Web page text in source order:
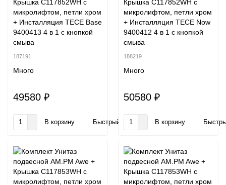
Крышка C117852WH с
микролифтом, петли хром
+ Инсталляция TECE Base
9400413 4 в 1 с кнопкой
смыва
187191
Много
49580 ₽
В корзину Быстрый заказ
Крышка C117852WH с
микролифтом, петли хром
+ Инсталляция TECE Now
9400412 4 в 1 с кнопкой
смыва
188219
Много
50580 ₽
В корзину